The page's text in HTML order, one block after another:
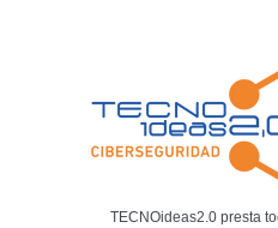
TECNOideas2.0 presta
BLOG
Noticias